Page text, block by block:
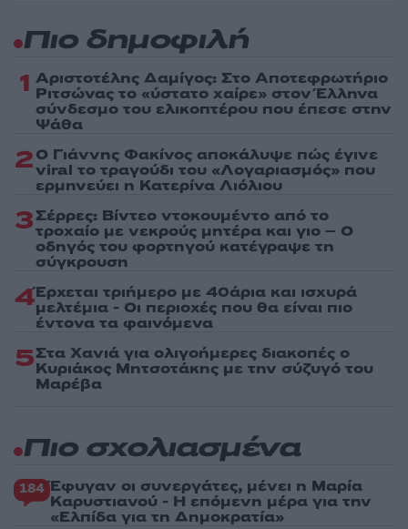
Πιο δημοφιλή
1 Αριστοτέλης Δαμίγος: Στο Αποτεφρωτήριο
Ριτσώνας το «ύστατο χαίρε» στον Έλληνα
σύνδεσμο του ελικοπτέρου που έπεσε στην
Ψάθα
2Ο Γιάννης Φακίνος αποκάλυψε πώς έγινε
viral το τραγούδι του «Λογαριασμός» που
ερμηνεύει η Κατερίνα Λιόλιου
3Σέρρες: Βίντεο ντοκουμέντο από το
τροχαίο με νεκρούς μητέρα και γιο – Ο
οδηγός του φορτηγού κατέγραψε τη
σύγκρουση
4Έρχεται τριήμερο με 40άρια και ισχυρά
μελτέμια - Οι περιοχές που θα είναι πιο
έντονα τα φαινόμενα
5Στα Χανιά για ολιγοήμερες διακοπές ο
Κυριάκος Μητσοτάκης με την σύζυγό του
Μαρέβα
Πιο σχολιασμένα
184 Έφυγαν οι συνεργάτες, μένει η Μαρία
Καρυστιανού - Η επόμενη μέρα για την
«Ελπίδα για τη Δημοκρατία»